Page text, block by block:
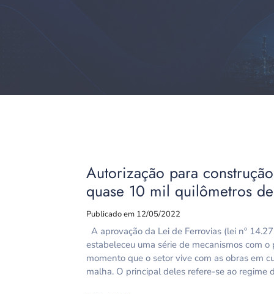
Autorização para
quase 10 mil quilômetros
Publicado em 12/05/2022
A aprovação da Lei de Ferrovias (lei nº
estabeleceu uma série de mecanismos com
momento que o setor vive com as obras em
malha. O principal deles refere-se ao regime